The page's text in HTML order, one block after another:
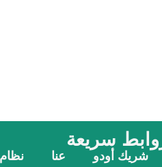
سريعة
شريك أودو عنا